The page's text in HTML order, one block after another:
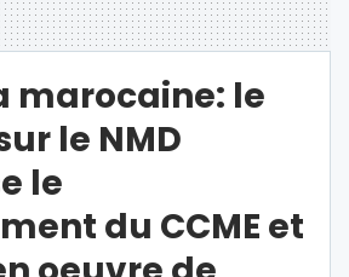
marocaine: le
le NMD
le
du CCME et